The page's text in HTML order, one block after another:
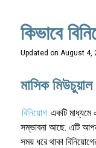
কিভাবে
Updated on August 4,
মাসিক
বিনিয়োগ একটি মাধ্যমে
সম্ভাবনা আছে. এটি
সময় ধরে থাকা